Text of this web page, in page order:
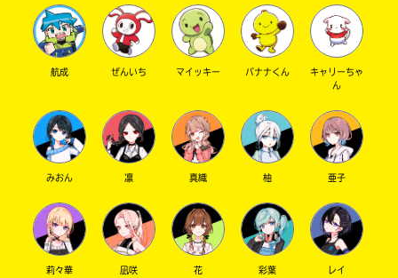
航成 ぜんいち マイッキー バナナくん
キャリーちゃ
ん
みおん 凛 真織 柚 亜子
莉々華 凪咲 花 彩葉 レイ